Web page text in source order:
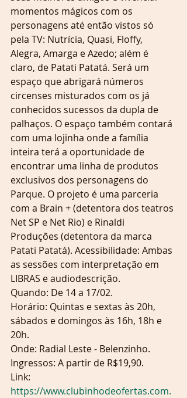
momentos mágicos com os
personagens até então vistos só
pela TV: Nutrícia, Quasi, Floffy,
Alegra, Amarga e Azedo; além é
claro, de Patati Patatá. Será um
espaço que abrigará números
circenses misturados com os já
conhecidos sucessos da dupla de
palhaços. O espaço também contará
com uma lojinha onde a família
inteira terá a oportunidade de
encontrar uma linha de produtos
exclusivos dos personagens do
Parque. O projeto é uma parceria
com a Brain + (detentora dos teatros
Net SP e Net Rio) e Rinaldi
Produções (detentora da marca
Patati Patatá). Acessibilidade: Ambas
as sessões com interpretação em
LIBRAS e audiodescrição.
Quando: De 14 a 17/02.
Horário: Quintas e sextas às 20h,
sábados e domingos às 16h, 18h e
20h.
Onde: Radial Leste - Belenzinho.
Ingressos: A partir de R$19,90.
Link:
https://www.clubinhodeofertas.com.